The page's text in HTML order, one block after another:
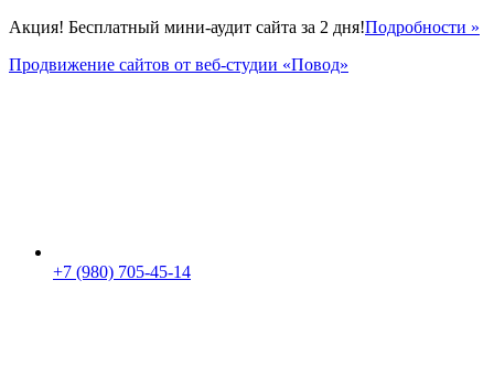
Акция! Бесплатный мини-аудит сайта за 2 дня!Подробности »
Продвижение сайтов от веб-студии «Повод»
+7 (980) 705-45-14